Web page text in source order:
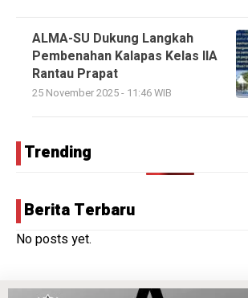
ALMA-SU Dukung Langkah
Pembenahan Kalapas Kelas IIA
Rantau Prapat
25 November 2025 - 11:46 WIB
Trending
Berita Terbaru
No posts yet.